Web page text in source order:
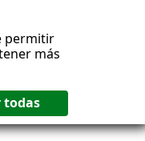
permitir
más